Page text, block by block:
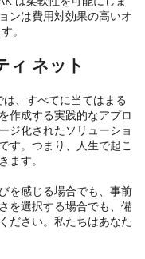
ンは費用対効果の高いオ
。
ィ ネット
、すべてに当てはまる
作成する実践的なアプロ
ジ化されたソリューショ
す。つまり、人生で起こ
ます。
を感じる場合でも、事前
を選択する場合でも、備
ださい。私たちはあなた